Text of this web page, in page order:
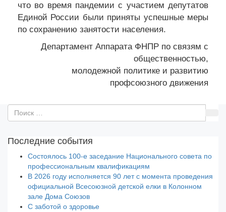
что во время пандемии с участием депутатов
Единой России были приняты успешные меры
по сохранению занятости населения.
Департамент Аппарата ФНПР по связям с
общественностью,
молодежной политике и развитию
профсоюзного движения
Последние события
Состоялось 100-е заседание Национального совета по
профессиональным квалификациям
В 2026 году исполняется 90 лет с момента проведения
официальной Всесоюзной детской елки в Колонном
зале Дома Союзов
С заботой о здоровье